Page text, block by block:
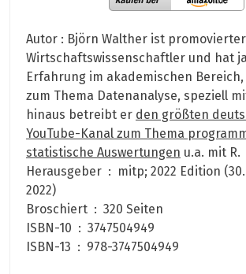
Autor : Björn Walther ist promovierter
Wirtschaftswissenschaftler und hat
Erfahrung im akademischen
zum Thema Datenanalyse, speziell
hinaus betreibt er den größten
YouTube-Kanal zum Thema
statistische Auswertungen u.a. mit R.
Herausgeber ‏ : ‎ mitp; 2022 Edition (30. September
2022)
Broschiert ‏ : ‎ 320 Seiten
ISBN-10 ‏ : ‎ 3747504949
ISBN-13 ‏ : ‎ 978-3747504949